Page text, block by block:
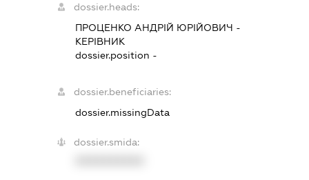
dossier.heads:
ПРОЦЕНКО АНДРІЙ ЮРІЙОВИЧ -
КЕРІВНИК
dossier.position -
dossier.beneficiaries:
dossier.missingData
dossier.smida: